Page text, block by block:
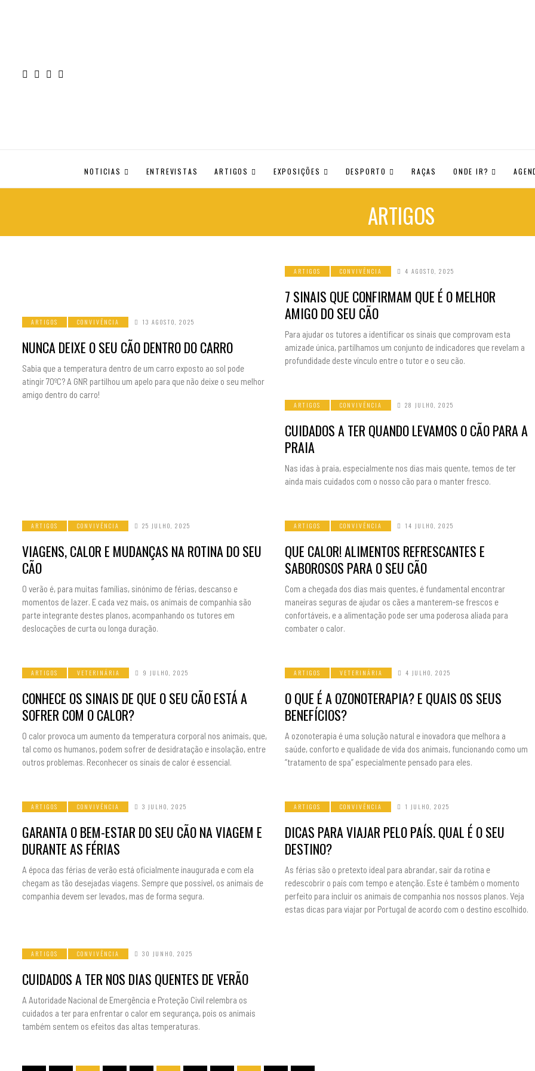
NOTICIAS ENTREVISTAS ARTIGOS EXPOSIÇÕES DESPORTO RAÇAS ONDE IR?
ARTIGOS
ARTIGOS CONVIVÊNCIA 13 AGOSTO, 2025
NUNCA DEIXE O SEU CÃO DENTRO DO CARRO
Sabia que a temperatura dentro de um carro exposto ao sol pode
atingir 70ºC? A GNR partilhou um apelo para que não deixe o seu melhor
amigo dentro do carro!
ARTIGOS CONVIVÊNCIA 4 AGOSTO, 2025
7 SINAIS QUE CONFIRMAM QUE É O MELHOR
AMIGO DO SEU CÃO
Para ajudar os tutores a identificar os sinais que comprovam esta
amizade única, partilhamos um conjunto de indicadores que revelam a
profundidade deste vínculo entre o tutor e o seu cão.
ARTIGOS CONVIVÊNCIA 28 JULHO, 2025
CUIDADOS A TER QUANDO LEVAMOS O CÃO PARA A
PRAIA
Nas idas à praia, especialmente nos dias mais quente, temos de ter
ainda mais cuidados com o nosso cão para o manter fresco.
ARTIGOS CONVIVÊNCIA 25 JULHO, 2025
VIAGENS, CALOR E MUDANÇAS NA ROTINA DO SEU
CÃO
O verão é, para muitas famílias, sinónimo de férias, descanso e
momentos de lazer. E cada vez mais, os animais de companhia são
parte integrante destes planos, acompanhando os tutores em
deslocações de curta ou longa duração.
ARTIGOS CONVIVÊNCIA 14 JULHO, 2025
QUE CALOR! ALIMENTOS REFRESCANTES E
SABOROSOS PARA O SEU CÃO
Com a chegada dos dias mais quentes, é fundamental encontrar
maneiras seguras de ajudar os cães a manterem-se frescos e
confortáveis, e a alimentação pode ser uma poderosa aliada para
combater o calor.
ARTIGOS VETERINÁRIA 9 JULHO, 2025
CONHECE OS SINAIS DE QUE O SEU CÃO ESTÁ A
SOFRER COM O CALOR?
O calor provoca um aumento da temperatura corporal nos animais, que,
tal como os humanos, podem sofrer de desidratação e insolação, entre
outros problemas. Reconhecer os sinais de calor é essencial.
ARTIGOS VETERINÁRIA 4 JULHO, 2025
O QUE É A OZONOTERAPIA? E QUAIS OS SEUS
BENEFÍCIOS?
A ozonoterapia é uma solução natural e inovadora que melhora a
saúde, conforto e qualidade de vida dos animais, funcionando como um
“tratamento de spa” especialmente pensado para eles.
ARTIGOS CONVIVÊNCIA 3 JULHO, 2025
GARANTA O BEM-ESTAR DO SEU CÃO NA VIAGEM E
DURANTE AS FÉRIAS
A época das férias de verão está oficialmente inaugurada e com ela
chegam as tão desejadas viagens. Sempre que possível, os animais de
companhia devem ser levados, mas de forma segura.
ARTIGOS CONVIVÊNCIA 1 JULHO, 2025
DICAS PARA VIAJAR PELO PAÍS. QUAL É O SEU
DESTINO?
As férias são o pretexto ideal para abrandar, sair da rotina e
redescobrir o país com tempo e atenção. Este é também o momento
perfeito para incluir os animais de companhia nos nossos planos. Veja
estas dicas para viajar por Portugal de acordo com o destino escolhido.
ARTIGOS CONVIVÊNCIA 30 JUNHO, 2025
CUIDADOS A TER NOS DIAS QUENTES DE VERÃO
A Autoridade Nacional de Emergência e Proteção Civil relembra os
cuidados a ter para enfrentar o calor em segurança, pois os animais
também sentem os efeitos das altas temperaturas.